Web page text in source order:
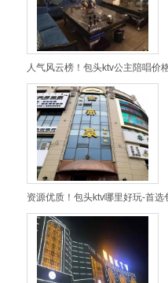
人气风云榜！包头ktv公主陪唱价
资源优质！包头ktv哪里好玩-首